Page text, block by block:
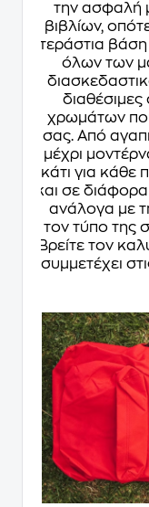
την ασφαλή
βιβλίων,
τεράστια
όλων των
διαθέσιμες
χρωμάτων
σας. Από
μέχρι
κάτι για κάθε
και σε
ανάλογα με
τον τύπο της
Βρείτε τον
συμμετέχει